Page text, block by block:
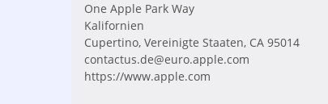
One Apple Park Way
Kalifornien
Cupertino, Vereinigte Staaten, CA 95014
contactus.de@euro.apple.com
https://www.apple.com